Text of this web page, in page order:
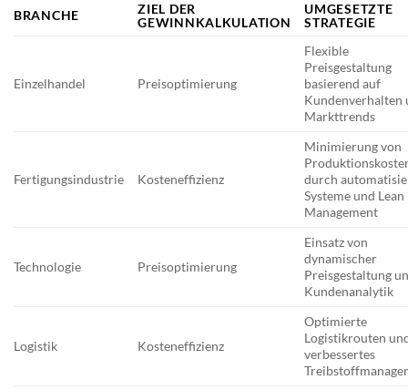
BRANCHE
ZIEL DER
GEWINNKALKULATION
UMGESETZTE
STRATEGIE
Einzelhandel Preisoptimierung
Flexible
Preisgestaltung
basierend auf
Kundenverhalten
Markttrends
Fertigungsindustrie Kosteneffizienz
Minimierung von
durch
Systeme und Lean
Management
Technologie Preisoptimierung
Einsatz von
dynamischer
Preisgestaltung
Kundenanalytik
Logistik Kosteneffizienz
Optimierte
Logistikrouten
verbessertes